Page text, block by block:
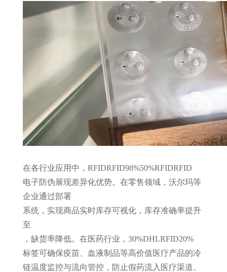
在各行业应用中， RFID
电子防伪展现差异化优势。在零售领域，沃尔玛等
企业通过部署
RFID
系统，实现商品实时库存可视化，库存准确率提升
至
98%
，缺货率降低
50%
。在医药行业，
RFID
标签可确保疫苗、血液制品等高价值医疗产品的冷
链温度监控与流向管控，防止假药流入医疗渠道。
RFID
30%DHLRFID20%